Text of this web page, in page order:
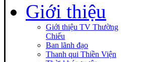
Giới thiệu
Giới thiệu TV Thường
Chiếu
Ban lãnh đạo
Thanh qui Thiền Viện